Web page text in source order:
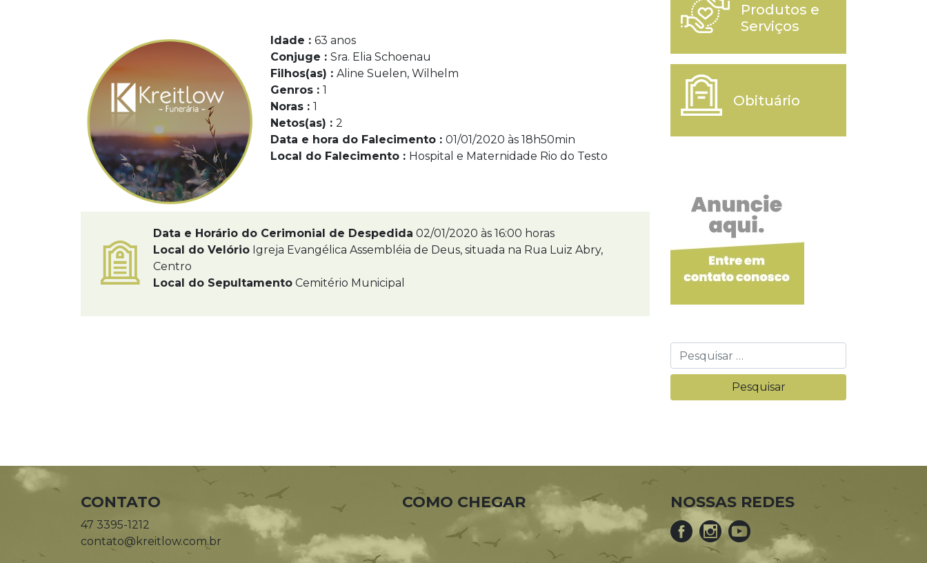
Idade : 63 anos
Conjuge : Sra. Elia Schoenau
Filhos(as) : Aline Suelen, Wilhelm
Genros : 1
Noras : 1
Netos(as) : 2
Data e hora do Falecimento : 01/01/2020 às 18h50min
Local do Falecimento : Hospital e Maternidade Rio do Testo
Data e Horário do Cerimonial de Despedida 02/01/2020 às 16:00 horas
Local do Velório Igreja Evangélica Assembléia de Deus, situada na Rua Luiz Abry,
Centro
Local do Sepultamento Cemitério Municipal
Produtos e
Serviços
Obituário
CONTATO
47 3395-1212
contato@kreitlow.com.br
COMO CHEGAR NOSSAS REDES